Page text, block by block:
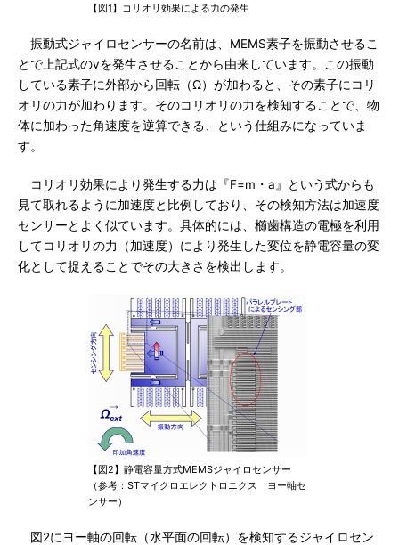
【図1】コリオリ効果による力の発生
振動式ジャイロセンサーの名前は、MEMS素子を振動させるこ
とで上記式のvを発生させることから由来しています。この振動
している素子に外部から回転（Ω）が加わると、その素子にコリ
オリの力が加わります。そのコリオリの力を検知することで、物
体に加わった角速度を逆算できる、という仕組みになっていま
す。
コリオリ効果により発生する力は『F=m・a』という式からも
見て取れるように加速度と比例しており、その検知方法は加速度
センサーとよく似ています。具体的には、櫛歯構造の電極を利用
してコリオリの力（加速度）により発生した変位を静電容量の変
化として捉えることでその大きさを検出します。
【図2】静電容量方式MEMSジャイロセンサー
（参考：STマイクロエレクトロニクス ヨー軸セ
ンサー）
図2にヨー軸の回転（水平面の回転）を検知するジャイロセン